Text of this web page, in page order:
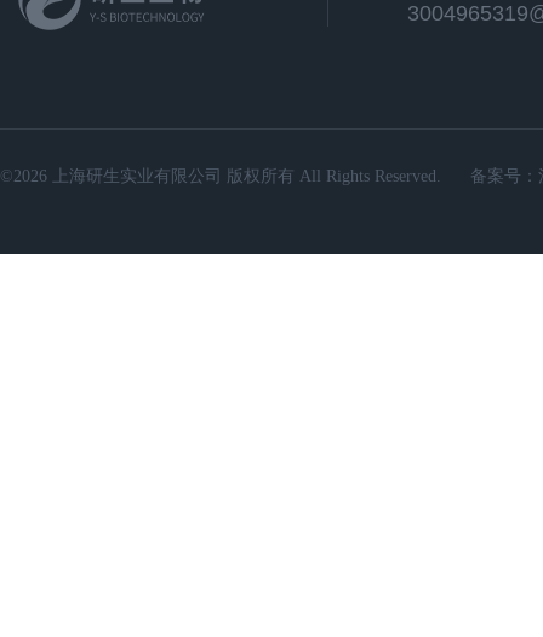
©2026 上海研生实业有限公司 版权所有 All Rights Reserved. 备案号：